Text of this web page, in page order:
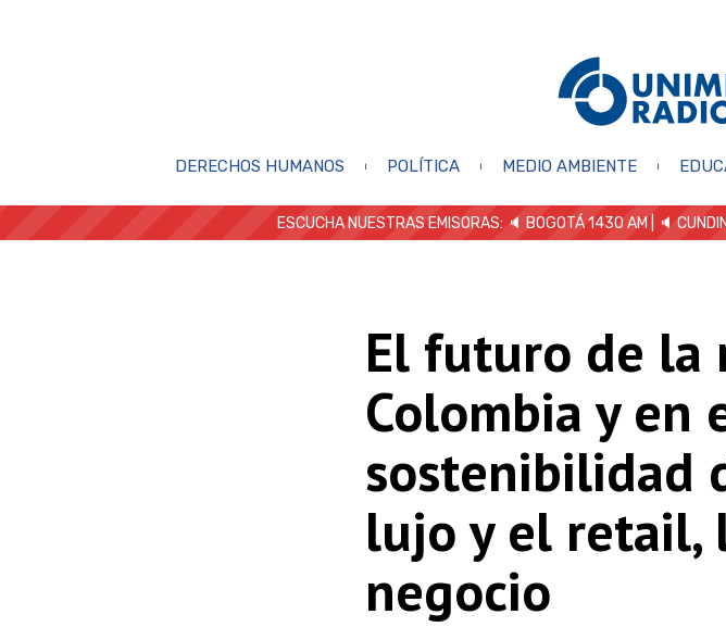
DERECHOS HUMANOS POLÍTICA MEDIO AMBIENTE
ESCUCHA NUESTRAS EMISORAS: 🔈 BOGOTÁ 1430 AM | 🔈
El futuro de la
Colombia y en
sostenibilidad
lujo y el retail,
negocio